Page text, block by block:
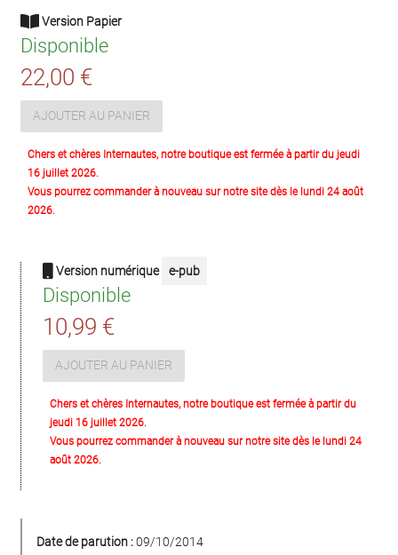
Version Papier
Disponible
22,00 €
AJOUTER AU PANIER
Chers et chères Internautes, notre boutique est fermée à partir du jeudi
16 juillet 2026.
Vous pourrez commander à nouveau sur notre site dès le lundi 24 août
2026.
Version numérique e-pub
Disponible
10,99 €
AJOUTER AU PANIER
Chers et chères Internautes, notre boutique est fermée à partir du
jeudi 16 juillet 2026.
Vous pourrez commander à nouveau sur notre site dès le lundi 24
août 2026.
Date de parution :09/10/2014